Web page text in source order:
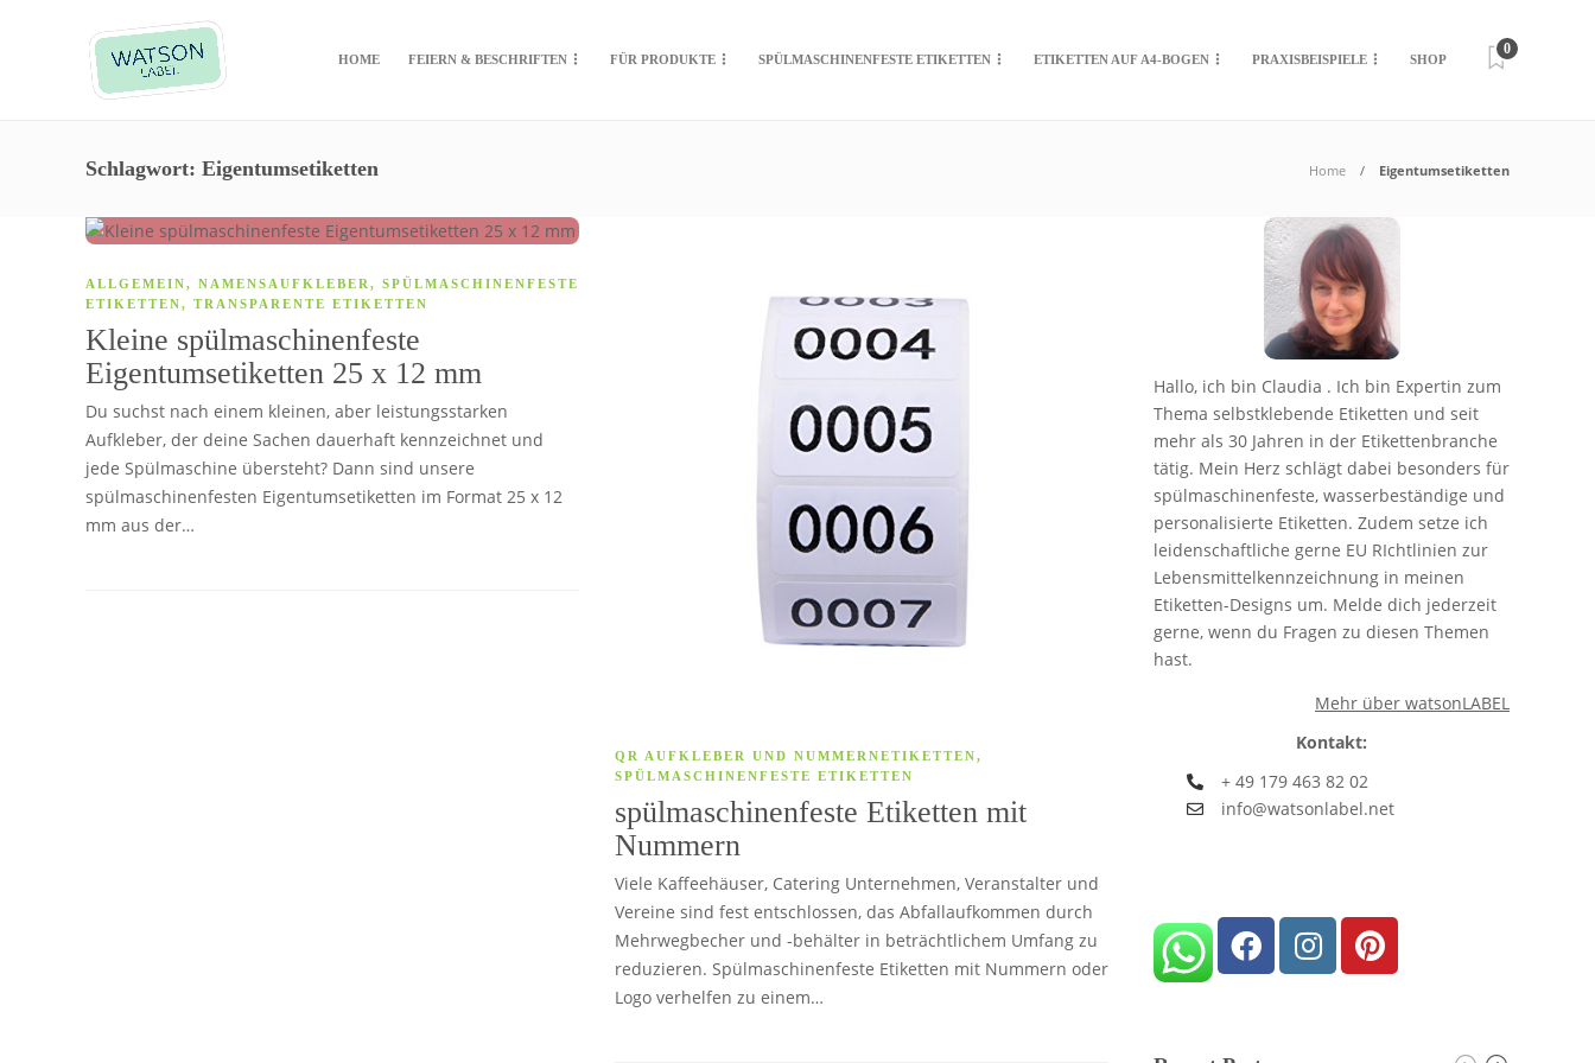
HOME FEIERN & BESCHRIFTEN FÜR PRODUKTE SPÜLMASCHINENFESTE ETIKETTEN ETIKETTEN AUF A4-BOGEN PRAXISBEISPIELE SHOP
0
Schlagwort: Eigentumsetiketten Home Eigentumsetiketten
ALLGEMEIN, NAMENSAUFKLEBER , SPÜLMASCHINENFESTE
ETIKETTEN, TRANSPARENTE ETIKETTEN
Kleine spülmaschinenfeste
Eigentumsetiketten 25 x 12 mm
Du suchst nach einem kleinen, aber leistungsstarken
Aufkleber, der deine Sachen dauerhaft kennzeichnet und
jede Spülmaschine übersteht? Dann sind unsere
spülmaschinenfesten Eigentumsetiketten im Format 25 x 12
mm aus der…
QR AUFKLEBER UND NUMMERNETIKETTEN,
SPÜLMASCHINENFESTE ETIKETTEN
spülmaschinenfeste Etiketten mit
Nummern
Viele Kaffeehäuser, Catering Unternehmen, Veranstalter und
Vereine sind fest entschlossen, das Abfallaufkommen durch
Mehrwegbecher und -behälter in beträchtlichem Umfang zu
reduzieren. Spülmaschinenfeste Etiketten mit Nummern oder
Logo verhelfen zu einem…
Hallo, ich bin Claudia . Ich bin Expertin zum
Thema selbstklebende Etiketten und seit
mehr als 30 Jahren in der Etikettenbranche
tätig. Mein Herz schlägt dabei besonders für
spülmaschinenfeste, wasserbeständige und
personalisierte Etiketten. Zudem setze ich
leidenschaftliche gerne EU RIchtlinien zur
Lebensmittelkennzeichnung in meinen
Etiketten-Designs um. Melde dich jederzeit
gerne, wenn du Fragen zu diesen Themen
hast.
Mehr über watsonLABEL
Kontakt:
+ 49 179 463 82 02
info@watsonlabel.net